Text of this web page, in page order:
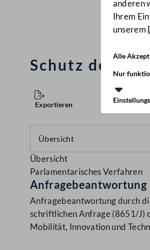
anderen
Ihrem
unserem
Alle
Nur
Schutz der
Exportieren
Übersicht
Parlamentarisches Verfahren
Anfragebeantwortung
Anfragebeantwortung durch
schriftlichen Anfrage (8651/J)
Mobilität, Innovation und